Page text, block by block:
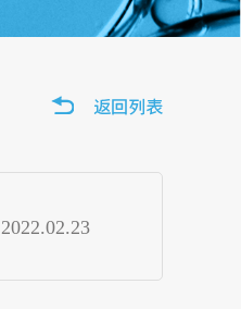
2022.02.23